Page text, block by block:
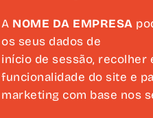
A NOME DA EMPRESA
os seus dados de
início de sessão,
funcionalidade do site e
marketing com base nos